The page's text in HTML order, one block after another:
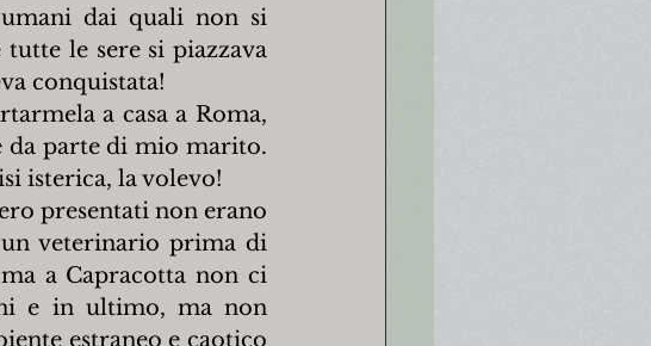
dai quali non si
le sere si piazzava
conquistata!
a casa a Roma,
da parte di mio marito.
isterica, la volevo!
presentati non erano
veterinario prima di
a Capracotta non ci
e in ultimo, ma non
estraneo e caotico